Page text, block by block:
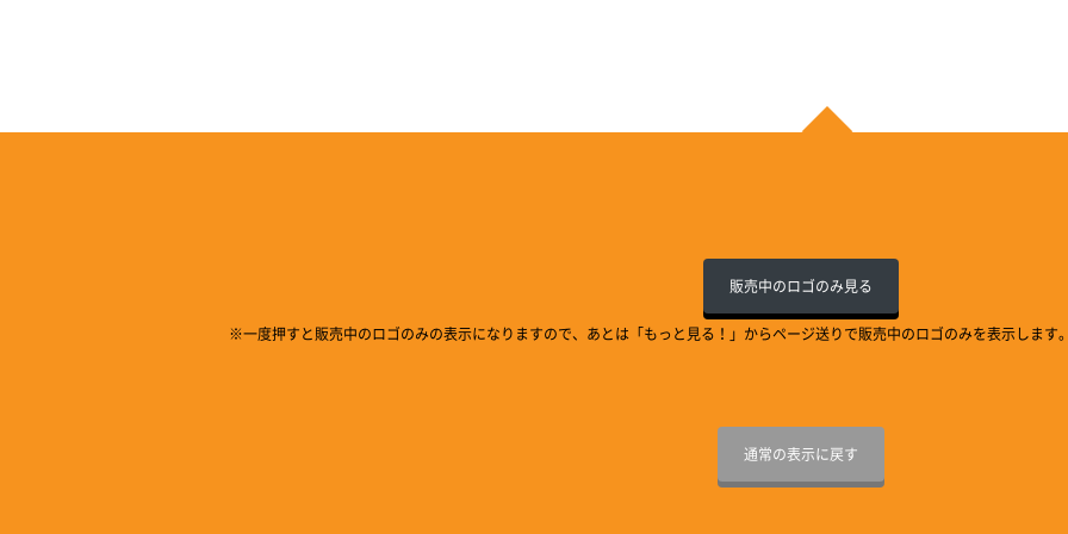
販売中のロゴのみ見る
※一度押すと販売中のロゴのみの表示になりますので、あとは「もっと見る！」からページ送りで販売中のロゴのみを表示します
通常の表示に戻す